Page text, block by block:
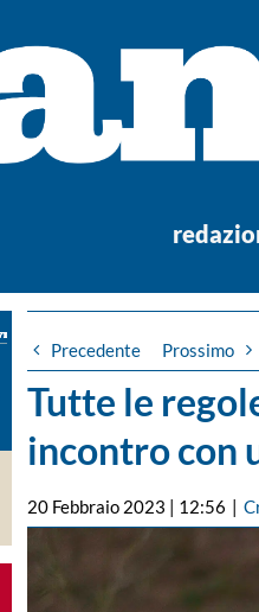
Precedente Prossimo
Tutte le
incontro con
20 Febbraio 2023 | 12:56 |